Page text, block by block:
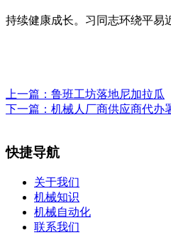
持续健康成长。习同志环绕平易
上一篇： 鲁班工坊落地尼加拉瓜
下一篇： 机械人厂商供应商代办
快捷导航
关于我们
机械知识
机械自动化
联系我们